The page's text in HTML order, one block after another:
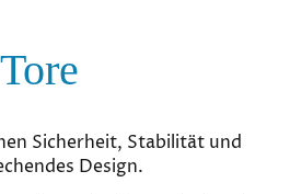
Tore
Sicherheit, Stabilität und
Design.